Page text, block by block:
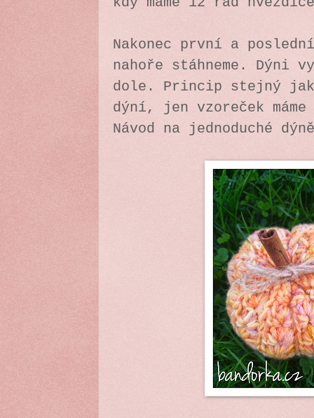
Nakonec první a
nahoře stáhneme. Dýni
dole. Princip stejný
dýní, jen vzoreček
Návod na jednoduché